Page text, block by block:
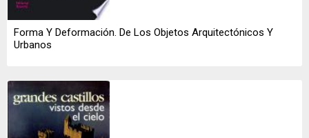
Forma Y Deformación. De Los Objetos Arquitectónicos Y
Urbanos